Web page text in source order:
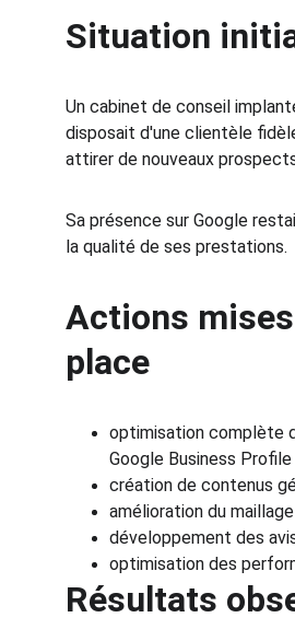
Situation
Un cabinet de conseil
disposait d'une clientèle
attirer de nouveaux
Sa présence sur Google
la qualité de ses prestations.
Actions
place
optimisation complète
Google Business Profile
création de contenus
amélioration du
développement des
optimisation des
Résultats